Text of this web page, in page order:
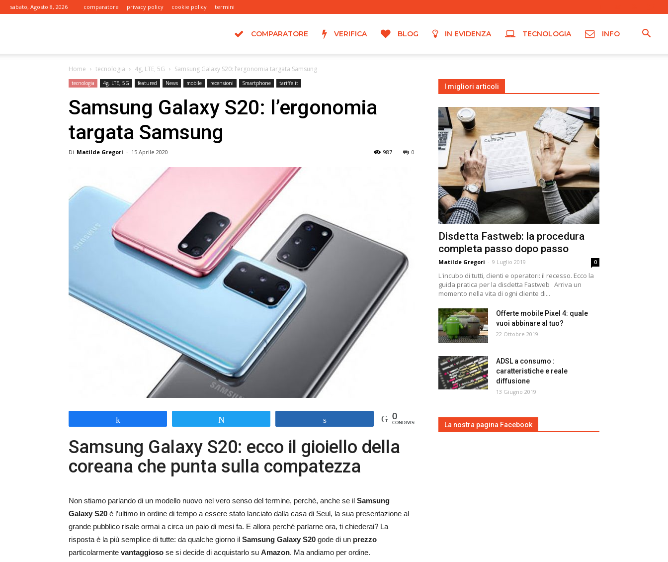
sabato, Agosto 8, 2026 comparatore privacy policy cookie policy termini
COMPARATORE VERIFICA BLOG IN EVIDENZA TECNOLOGIA INFO
Home tecnologia 4g, LTE, 5G Samsung Galaxy S20: l’ergonomia targata Samsung
tecnologia 4g, LTE, 5G featured News mobile recensioni Smartphone tariffe.it
Samsung Galaxy S20: l’ergonomia
targata Samsung
Di Matilde Gregori - 15 Aprile 2020 0
987
0
CONDIVISIONI
Samsung Galaxy S20: ecco il gioiello della
coreana che punta sulla compatezza
Non stiamo parlando di un modello nuovo nel vero senso del termine, perché, anche se il Samsung
Galaxy S20 è l’ultimo in ordine di tempo a essere stato lanciato dalla casa di Seul, la sua presentazione al
grande pubblico risale ormai a circa un paio di mesi fa. E allora perché parlarne ora, ti chiederai? La
risposta è la più semplice di tutte: da qualche giorno il Samsung Galaxy S20 gode di un prezzo
particolarmente vantaggioso se si decide di acquistarlo su Amazon. Ma andiamo per ordine.
I migliori articoli
Disdetta Fastweb: la procedura
completa passo dopo passo
Matilde Gregori - 9 Luglio 2019 0
L'incubo di tutti, clienti e operatori: il recesso. Ecco la
guida pratica per la disdetta Fastweb Arriva un
momento nella vita di ogni cliente di...
Offerte mobile Pixel 4: quale
vuoi abbinare al tuo?
22 Ottobre 2019
ADSL a consumo :
caratteristiche e reale
diffusione
13 Giugno 2019
La nostra pagina Facebook